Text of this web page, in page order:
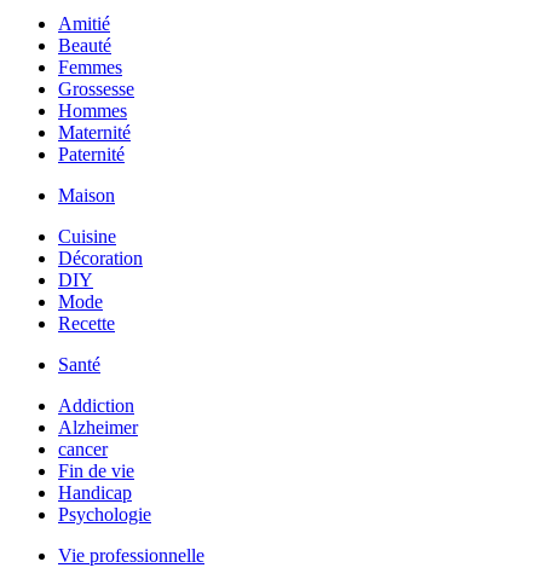
Amitié
Beauté
Femmes
Grossesse
Hommes
Maternité
Paternité
Maison
Cuisine
Décoration
DIY
Mode
Recette
Santé
Addiction
Alzheimer
cancer
Fin de vie
Handicap
Psychologie
Vie professionnelle